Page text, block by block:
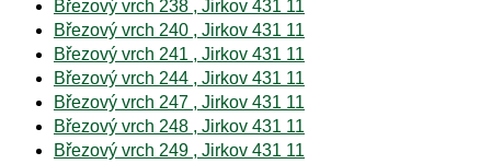
Březový vrch 238 , Jirkov 431 11
Březový vrch 240 , Jirkov 431 11
Březový vrch 241 , Jirkov 431 11
Březový vrch 244 , Jirkov 431 11
Březový vrch 247 , Jirkov 431 11
Březový vrch 248 , Jirkov 431 11
Březový vrch 249 , Jirkov 431 11